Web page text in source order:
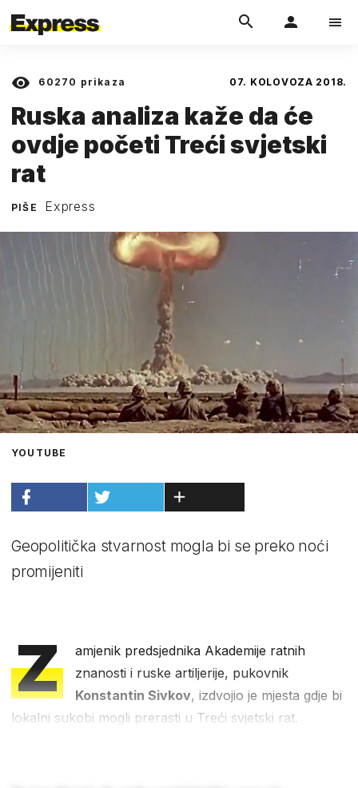
60270 prikaza 07. KOLOVOZA 2018.
Ruska analiza kaže da će
ovdje početi Treći svjetski
rat
PIŠE Express
YOUTUBE
Geopolitička stvarnost mogla bi se preko noći
promijeniti
Z
amjenik predsjednika Akademije ratnih
znanosti i ruske artiljerije, pukovnik
Konstantin Sivkov, izdvojio je mjesta gdje bi
lokalni sukobi mogli prerasti u Treći svjetski rat.